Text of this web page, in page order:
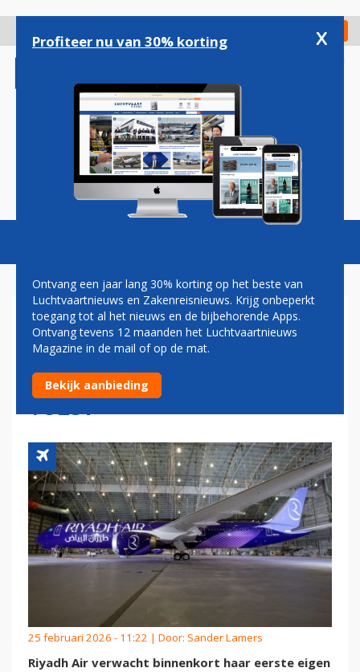
gaan
Check in
Magazine Podcasts Vacatures
KOMST EERSTE EIGEN
RIYADH AIR 787 DICHTBIJ,
OPENING NIEUWE ROUTES
VOLGT
25 februari 2026 - 11:22 | Door: Sander Lamers
Riyadh Air verwacht binnenkort haar eerste eigen
Profiteer nu van 30% korting x
Ontvang een jaar lang 30% korting op het beste van
Luchtvaartnieuws en Zakenreisnieuws. Krijg onbeperkt
toegang tot al het nieuws en de bijbehorende Apps.
Ontvang tevens 12 maanden het Luchtvaartnieuws
Magazine in de mail of op de mat.
Bekijk aanbieding